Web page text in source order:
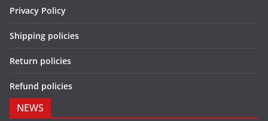
Privacy Policy
Shipping policies
Return policies
Refund policies
NEWS